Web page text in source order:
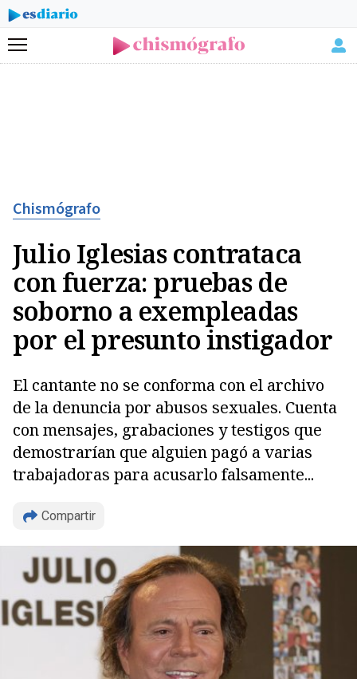
Menú
Chismógrafo
Julio Iglesias contrataca
con fuerza: pruebas de
soborno a exempleadas
por el presunto instigador
El cantante no se conforma con el archivo
de la denuncia por abusos sexuales. Cuenta
con mensajes, grabaciones y testigos que
demostrarían que alguien pagó a varias
trabajadoras para acusarlo falsamente...
Compartir
Copiar